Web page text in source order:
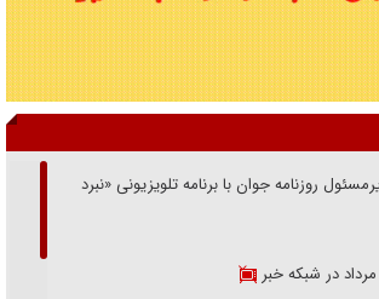
روزنامه جوان با برنامه تلویزیونی «نبرد